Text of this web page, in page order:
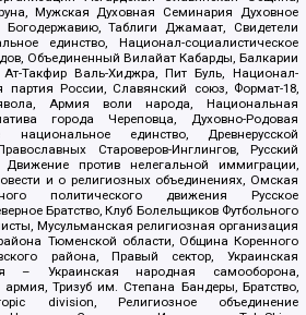
Мужская Духовная Семинария Духовное
Таблиги Джамаат, Свидетели
единство, Национал-социалистическое
Объединенный Вилайат Кабарды, Балкарии
Такфир Валь-Хиджра, Пит Буль, Национал-
партия России, Славянский союз, Формат-18,
Армия воли народа, Национальная
города Череповца, Духовно-Родовая
единство, Древнерусской
Староверов-Инглингов, Русский
против нелегальной иммиграции,
и о религиозных объединениях, Омская
политического движения Русское
Братство, Клуб Болельщиков Футбольного
Мусульманская религиозная организация
Тюменской области, Община Коренного
района, Правый сектор, Украинская
– Украинская народная самооборона,
армия, Тризуб им. Степана Бандеры, Братство,
division, Религиозное объединение